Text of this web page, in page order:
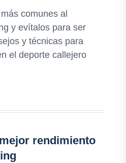
comunes al
y evítalos para ser
y técnicas para
el deporte callejero
rendimiento